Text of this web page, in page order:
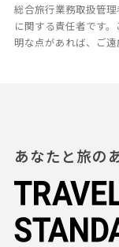
総合旅行業務取扱管
に関する責任者です
明な点があれば、ご
あなたと旅の